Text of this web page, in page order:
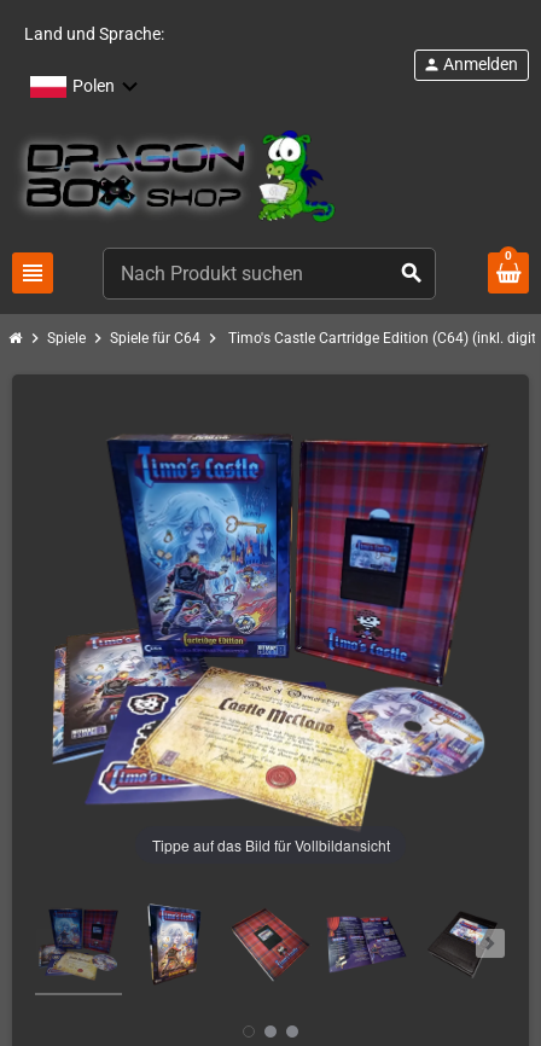
Land und Sprache:
Polen
view_headline search
person Anmelden
0
chevron_right Spiele chevron_right Spiele für C64 chevron_right Timo's Castle Cartridge Edition (C64) (inkl.
Tippe auf das Bild für Vollbildansicht